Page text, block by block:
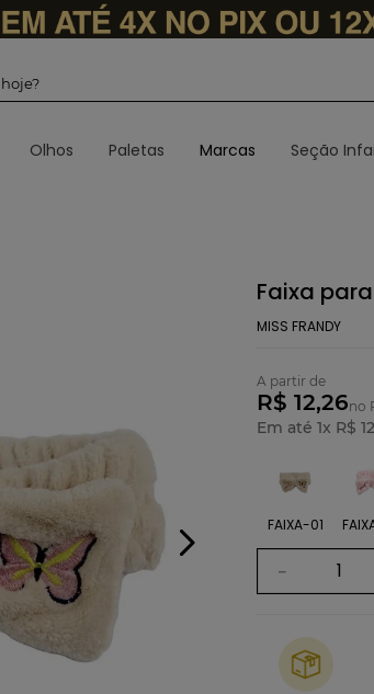
Olhos Paletas Marcas Seção
Faixa
MISS FRANDY
A partir de
R$ 12,26no
Em até 1x R$ 12
FAIXA-01
－